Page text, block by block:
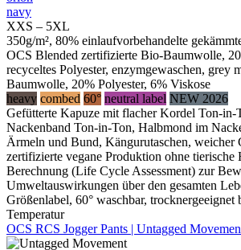
navy
XXS – 5XL
350g/m², 80% einlaufvorbehandelte
OCS Blended zertifizierte Bio-Baumwolle,
recyceltes Polyester, enzymgewaschen, grey
Baumwolle, 20% Polyester, 6% Viskose
heavy combed 60° neutral label NEW 2026
Gefütterte Kapuze mit flacher Kordel Ton-in-
Nackenband Ton-in-Ton, Halbmond im
Ärmeln und Bund, Kängurutaschen, weicher
zertifizierte vegane Produktion ohne
Berechnung (Life Cycle Assessment) zur
Umweltauswirkungen über den gesamten
Größenlabel, 60° waschbar, trocknergeeignet
Temperatur
OCS RCS Jogger Pants | Untagged